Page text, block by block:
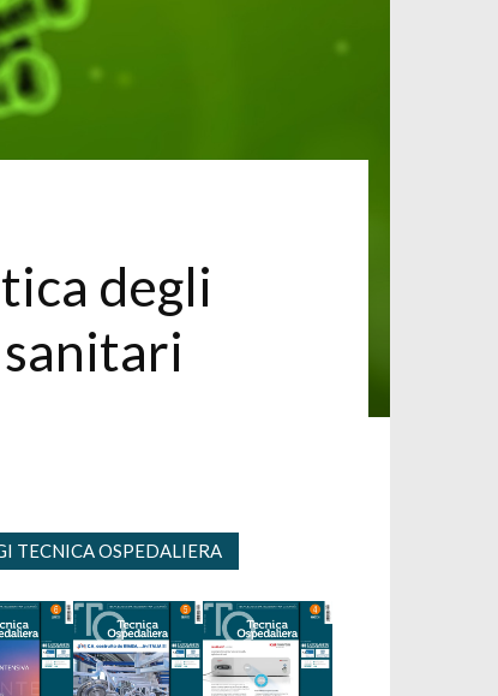
degli
TECNICA OSPEDALIERA